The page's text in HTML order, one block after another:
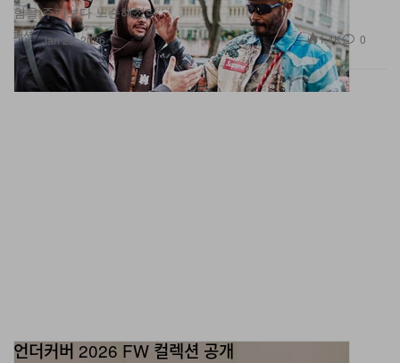
패션
힘을 주기보다 느슨해졌다.
Jan 28, 2026 1.4K 0
언더커버 2026 FW 컬렉션 공개